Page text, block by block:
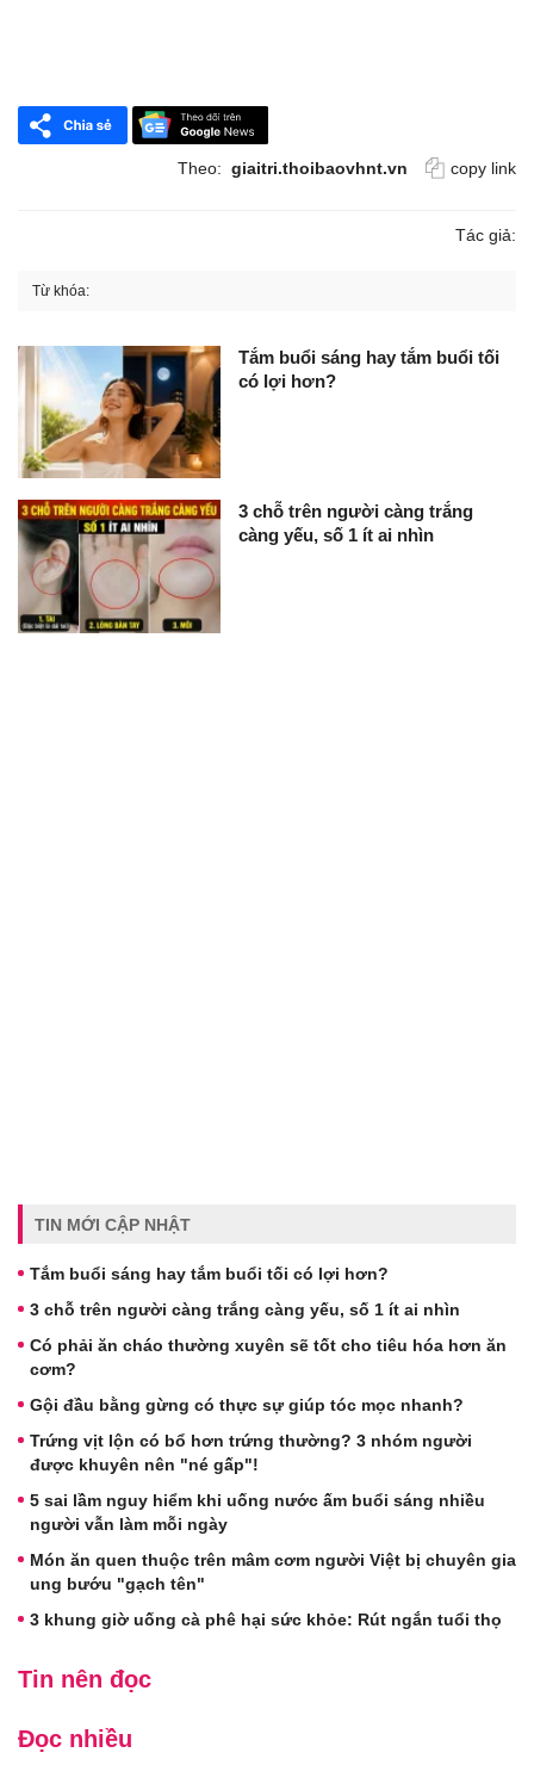
Theo: giaitri.thoibaovhnt.vn copy link
Tác giả:
Từ khóa:
Tắm buổi sáng hay tắm buổi tối
có lợi hơn?
3 chỗ trên người càng trắng
càng yếu, số 1 ít ai nhìn
TIN MỚI CẬP NHẬT
Tắm buổi sáng hay tắm buổi tối có lợi hơn?
3 chỗ trên người càng trắng càng yếu, số 1 ít ai nhìn
Có phải ăn cháo thường xuyên sẽ tốt cho tiêu hóa hơn ăn
cơm?
Gội đầu bằng gừng có thực sự giúp tóc mọc nhanh?
Trứng vịt lộn có bổ hơn trứng thường? 3 nhóm người
được khuyên nên "né gấp"!
5 sai lầm nguy hiểm khi uống nước ấm buổi sáng nhiều
người vẫn làm mỗi ngày
Món ăn quen thuộc trên mâm cơm người Việt bị chuyên gia
ung bướu "gạch tên"
3 khung giờ uống cà phê hại sức khỏe: Rút ngắn tuổi thọ
Tin nên đọc
Đọc nhiều